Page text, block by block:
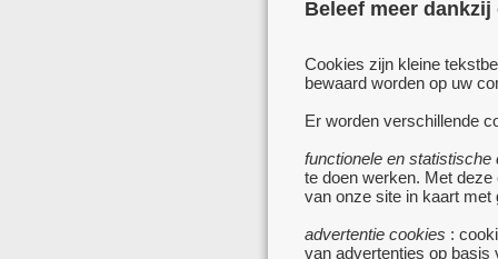
Beleef meer
Cookies zijn kleine
bewaard worden op uw
Er worden verschillende
functionele en statistische
te doen werken. Met
van onze site in kaart met
advertentie cookies :
van advertenties op basis